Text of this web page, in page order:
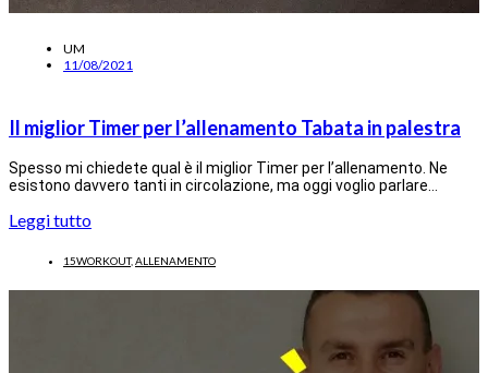
UM
11/08/2021
Il miglior Timer per l’allenamento Tabata in palestra
Spesso mi chiedete qual è il miglior Timer per l’allenamento. Ne
esistono davvero tanti in circolazione, ma oggi voglio parlare…
Leggi tutto
15WORKOUT,ALLENAMENTO